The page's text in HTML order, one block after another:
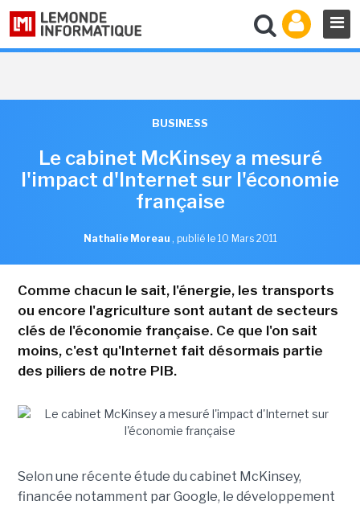
BUSINESS
Le cabinet McKinsey a mesuré
l'impact d'Internet sur l'économie
française
Nathalie Moreau , publié le 10 Mars 2011
Comme chacun le sait, l'énergie, les transports
ou encore l'agriculture sont autant de secteurs
clés de l'économie française. Ce que l'on sait
moins, c'est qu'Internet fait désormais partie
des piliers de notre PIB.
Selon une récente étude du cabinet McKinsey,
financée notamment par Google, le développement